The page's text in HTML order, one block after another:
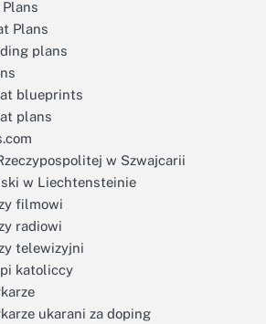
Plans
plans
blueprints
plans
w Szwajcarii
w Liechtensteinie
filmowi
radiowi
telewizyjni
katoliccy
ukarani za doping